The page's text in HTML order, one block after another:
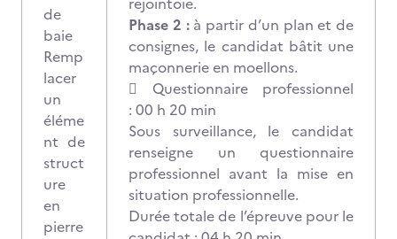
de
baie
Remp
lacer
un
éléme
nt de
struct
ure
en
pierre
Phase 2 : à partir d’un plan et de
consignes, le candidat bâtit une
maçonnerie en moellons.
 Questionnaire professionnel
: 00 h 20 min
Sous surveillance, le candidat
renseigne un questionnaire
professionnel avant la mise en
situation professionnelle.
Durée totale de l’épreuve pour le